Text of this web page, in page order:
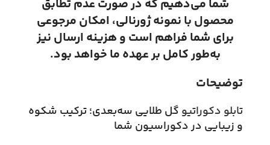
شما می‌دهیم که در صورت عدم تطابق
محصول با نمونه ژورنالی، امکان مرجوعی
برای شما فراهم است و هزینه ارسال نیز
به‌طور کامل بر عهده ما خواهد بود.
توضیحات
تابلو دکوراتیو گل طلایی سه‌بعدی؛ ترکیب شکوه
و زیبایی در دکوراسیون شما